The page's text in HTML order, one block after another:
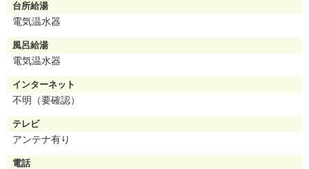
台所給湯
電気温水器
風呂給湯
電気温水器
インターネット
不明（要確認）
テレビ
アンテナ有り
電話